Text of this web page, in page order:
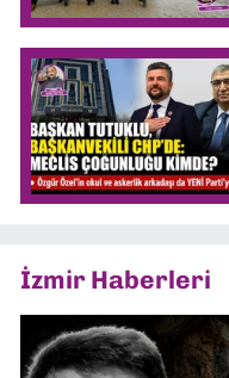
İzmir Haberleri